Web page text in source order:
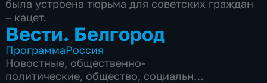
была устроена тюрьма для советских граждан
– кацет.
Вести. Белгород
ПрограммаРоссия
Новостные, общественно-
политические, общество, социально-